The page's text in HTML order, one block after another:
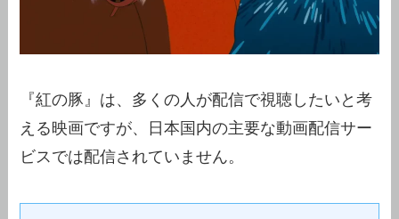
『紅の豚』は、多くの人が配信で視聴したいと考
える映画ですが、日本国内の主要な動画配信サー
ビスでは配信されていません。